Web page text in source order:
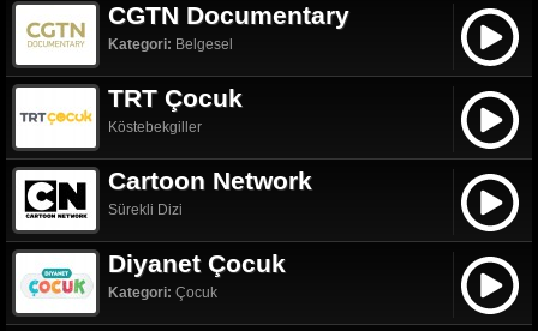
CGTN Documentary
Kategori: Belgesel
TRT Çocuk
Köstebekgiller
Cartoon Network
Sürekli Dizi
Diyanet Çocuk
Kategori: Çocuk